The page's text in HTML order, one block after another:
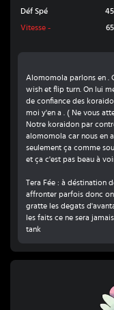
Déf Spé
45
Vitesse - 65
Alomomola parlons en .
wish et flip turn. On lui
de confiance des
moi y'en a . ( Ne vous
Notre koraidon par
alomomola car nous en
seulement ça comme
et ça c'est pas beau à
Tera Fée : à déstination
affronter parfois donc
gratte les degats
les faits ce ne sera
tank